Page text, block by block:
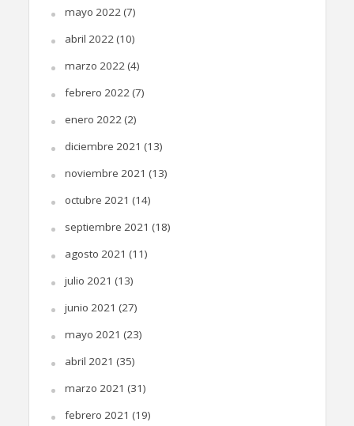
mayo 2022(7)
abril 2022(10)
marzo 2022(4)
febrero 2022(7)
enero 2022(2)
diciembre 2021 (13)
noviembre 2021 (13)
octubre 2021 (14)
septiembre 2021 (18)
agosto 2021 (11)
julio 2021 (13)
junio 2021 (27)
mayo 2021 (23)
abril 2021 (35)
marzo 2021 (31)
febrero 2021 (19)